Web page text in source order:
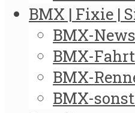
BMX | Fixie |
BMX-News
BMX-
BMX-
BMX-